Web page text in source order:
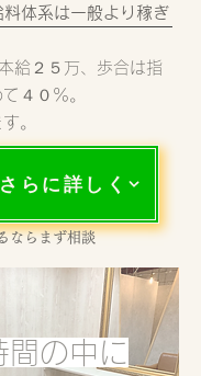
料体系は一般より稼ぎ
給２５万、歩合は指
４０％。
。
らに詳しく
ならまず相談
間の中に